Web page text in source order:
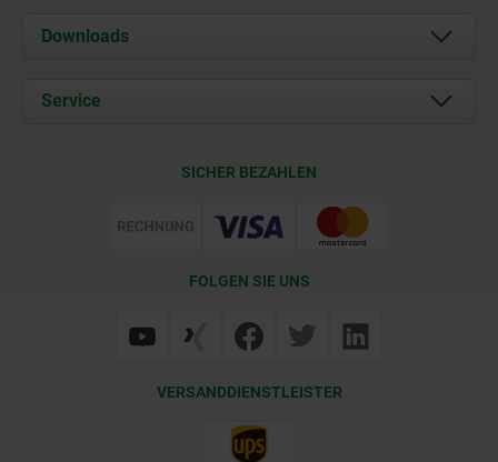
Über uns
Karriere
Downloads
Dokumente
Service
Web Support
SICHER BEZAHLEN
FOLGEN SIE UNS
VERSANDDIENSTLEISTER